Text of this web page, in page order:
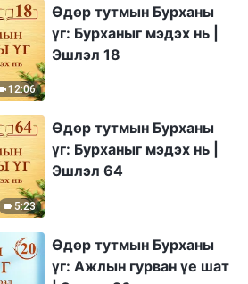
12:06
Өдөр тутмын Бурханы
үг: Бурханыг мэдэх нь |
Эшлэл 18
5:23
Өдөр тутмын Бурханы
үг: Бурханыг мэдэх нь |
Эшлэл 64
Өдөр тутмын Бурханы
үг: Ажлын гурван үе шат